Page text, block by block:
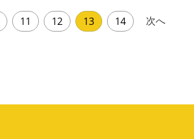
11 12 13 14 次へ